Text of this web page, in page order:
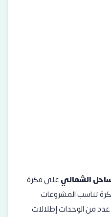
الشماليعلى فكرة
تناسب المشروعات
عدد من الوحدات إطلالات